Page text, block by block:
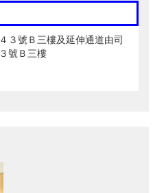
３號Ｂ三樓及延伸通道由司
號Ｂ三樓